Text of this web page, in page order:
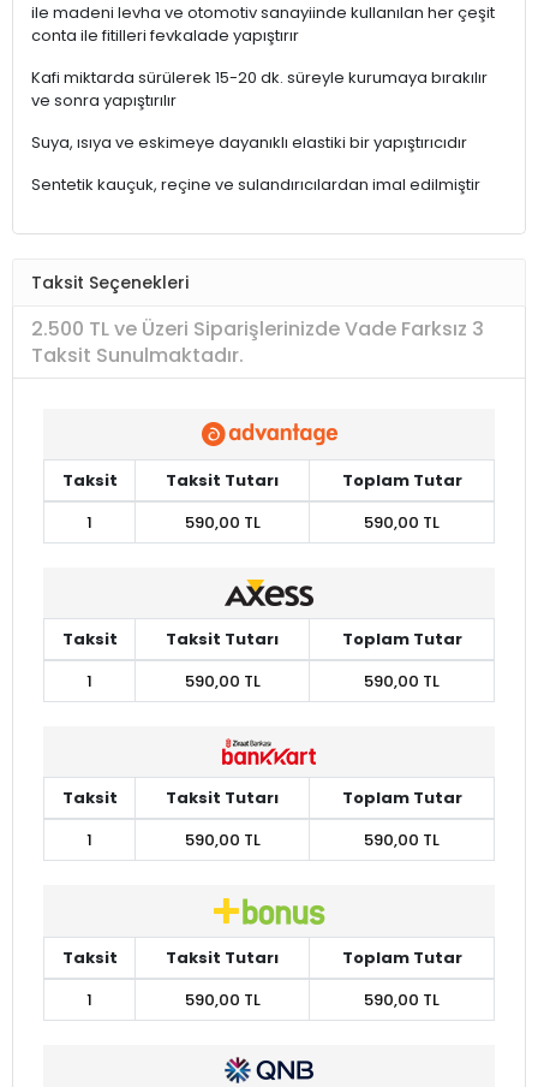
ile madeni levha ve otomotiv sanayiinde kullanılan her çeşit
conta ile fitilleri fevkalade yapıştırır
Kafi miktarda sürülerek 15-20 dk. süreyle kurumaya bırakılır
ve sonra yapıştırılır
Suya, ısıya ve eskimeye dayanıklı elastiki bir yapıştırıcıdır
Sentetik kauçuk, reçine ve sulandırıcılardan imal edilmiştir
Taksit Seçenekleri
2.500 TL ve Üzeri Siparişlerinizde Vade Farksız 3
Taksit Sunulmaktadır.
Taksit Taksit Tutarı
Toplam Tutar
1
590,00 TL 590,00 TL
Taksit Taksit Tutarı
Toplam Tutar
1
590,00 TL 590,00 TL
Taksit Taksit Tutarı
Toplam Tutar
1
590,00 TL 590,00 TL
Taksit Taksit Tutarı
Toplam Tutar
1
590,00 TL 590,00 TL